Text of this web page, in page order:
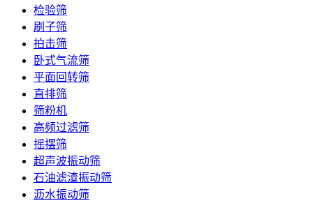
检验筛
刷子筛
拍击筛
卧式气流筛
平面回转筛
直排筛
筛粉机
高频过滤筛
摇摆筛
超声波振动筛
石油滤渣振动筛
沥水振动筛